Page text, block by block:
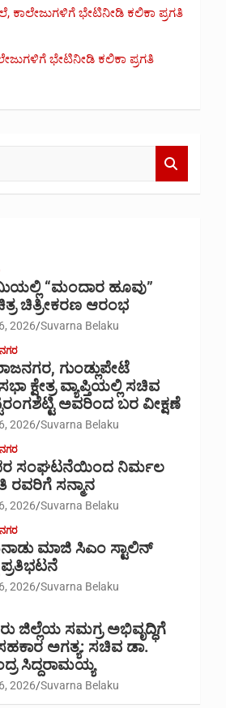
ಕಾಲೇಜುಗಳಿಗೆ ಭೇಟಿನೀಡಿ ಕಲಿಕಾ ಪ್ರಗತಿ
ಭೇಟಿನೀಡಿ ಕಲಿಕಾ ಪ್ರಗತಿ
“ಮಂದಾರ ಹೂವು”
ಚಿತ್ರೀಕರಣ ಆರಂಭ
2026 Suvarna Belaku
ಗುಂಡ್ಲುಪೇಟೆ
ಕ್ಷೇತ್ರ ವ್ಯಾಪ್ತಿಯಲ್ಲಿ ಸಚಿವ
ಅವರಿಂದ ಬರ ವೀಕ್ಷಣೆ
2026 Suvarna Belaku
ಸಂಘಟನೆಯಿಂದ ನಿರ್ಮಲ
ಸನ್ಮಾನ
2026 Suvarna Belaku
ಮಾಜಿ ಸಿಎಂ ಸ್ಟಾಲಿನ್
ಪ್ರತಿಭಟನೆ
2026 Suvarna Belaku
ಜಿಲ್ಲೆಯ ಸಮಗ್ರ ಅಭಿವೃದ್ಧಿಗೆ
ಅಗತ್ಯ: ಸಚಿವ ಡಾ.
ಸಿದ್ದರಾಮಯ್ಯ
2026 Suvarna Belaku